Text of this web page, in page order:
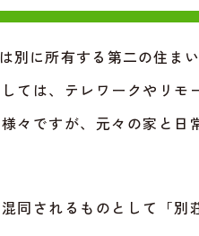
別に所有する第二の住ま
ては、テレワークやリモ
々ですが、元々の家と日
同されるものとして「別